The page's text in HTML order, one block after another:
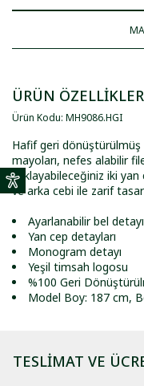
ÜRÜN
Ürün Kodu: MH9086.HGI
Hafif geri
mayoları, nefes alabilir
saklayabileceğiniz iki yan
ve arka cebi ile zarif
Ayarlanabilir bel detayı
Yan cep detayları
Monogram detayı
Yeşil timsah logosu
%100 Geri
Model Boy: 187 cm,
TESLIMAT VE